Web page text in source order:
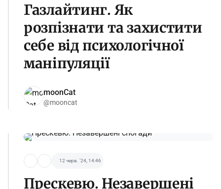
Газлайтинг. Як
розпізнати та захистити
себе від психологічної
маніпуляції
moonCat
@mooncat
12 черв. '24, 14:46
Прескевю. Незавершені